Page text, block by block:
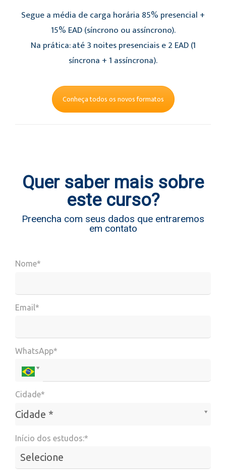
Segue a média de carga horária 85% presencial +
15% EAD (síncrono ou assíncrono).
Na prática: até 3 noites presenciais e 2 EAD (1
síncrona + 1 assíncrona).
Conheça todos os novos formatos
Quer saber mais sobre
este curso?
Preencha com seus dados que entraremos
em contato
Nome*
Email*
WhatsApp*
Cidade*
Cidade *
Cidade*
Início dos estudos:*